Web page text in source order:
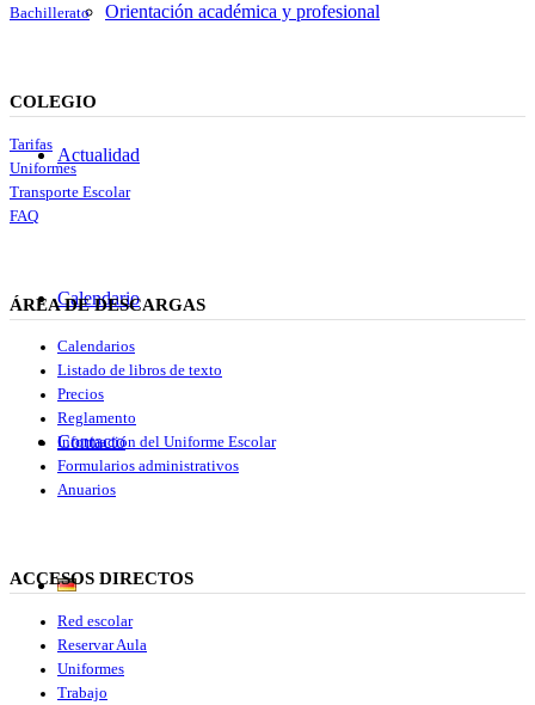
Orientación académica y profesional
Actualidad
Calendario
Contacto
Bachillerato
COLEGIO
Tarifas
Uniformes
Transporte Escolar
FAQ
ÁREA DE DESCARGAS
Calendarios
Listado de libros de texto
Precios
Reglamento
Información del Uniforme Escolar
Formularios administrativos
Anuarios
ACCESOS DIRECTOS
Red escolar
Reservar Aula
Uniformes
Trabajo